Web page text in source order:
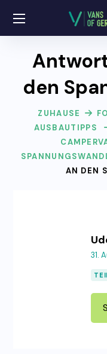
den
ZUHAUSE
AUSBAUTIPPS
AN DEN
31.